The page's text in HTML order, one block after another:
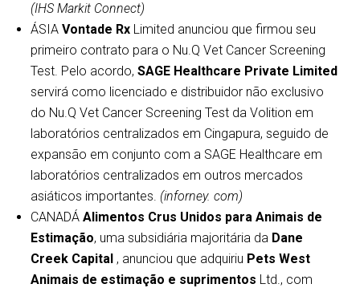
(IHS Markit Connect)
ÁSIAVontade Rx Limited anunciou que firmou seu
primeiro contrato para o Nu.Q Vet Cancer Screening
Test. Pelo acordo,SAGE Healthcare Private Limited
servirá como licenciado e distribuidor não exclusivo
do Nu.Q Vet Cancer Screening Test da Volition em
laboratórios centralizados em Cingapura, seguido de
expansão em conjunto com a SAGE Healthcare em
laboratórios centralizados em outros mercados
asiáticos importantes. (inforney. com)
CANADÁAlimentos Crus Unidos para Animais de
Estimação, uma subsidiária majoritária da Dane
Creek Capital , anunciou que adquiriu Pets West
Animais de estimação e suprimentos Ltd., com